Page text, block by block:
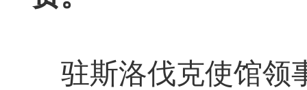
驻斯洛伐克使馆领